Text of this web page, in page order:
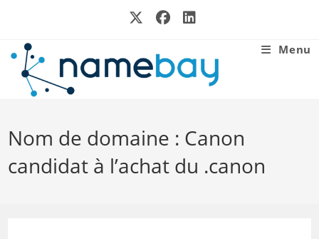
Menu
Nom de domaine : Canon
candidat à l’achat du .canon